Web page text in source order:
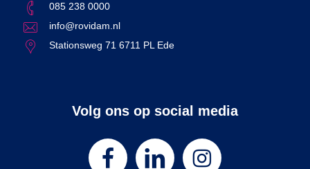
085 238 0000
info@rovidam.nl
Stationsweg 71 6711 PL Ede
Volg ons op social media